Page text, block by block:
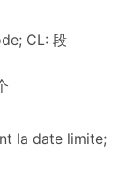
CL: 段
la date limite;